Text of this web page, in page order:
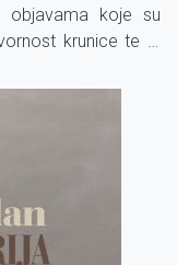
objavama koje su
krunice te je